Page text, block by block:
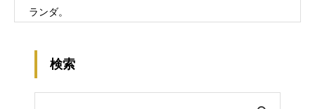
ランダ。
検索